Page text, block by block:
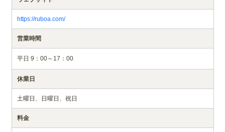
https://ruboa.com/
営業時間
平日 9：00～17：00
休業日
土曜日、日曜日、祝日
料金